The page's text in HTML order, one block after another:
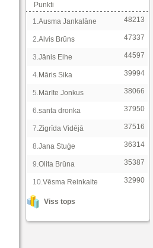
Punkti
1.Ausma Jankalāne 48213
2.Alvis Brūns 47337
3.Jānis Eihe 44597
4.Māris Sika 39994
5.Mārīte Jonkus 38066
6.santa dronka 37950
7.Zigrīda Vidējā 37516
8.Jana Stuģe 36314
9.Olita Brūna 35387
10.Vēsma Reinkaite 32990
Viss tops